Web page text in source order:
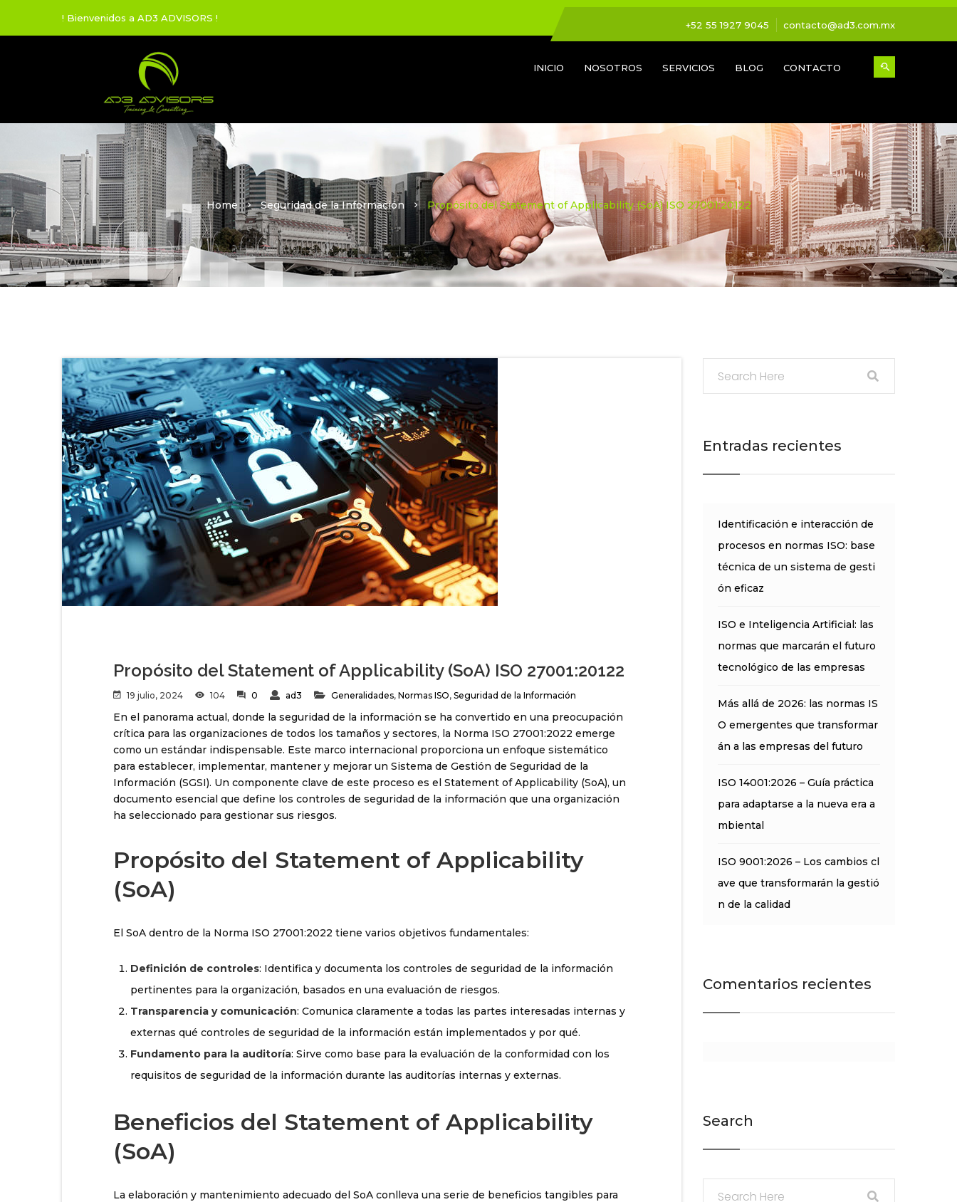
! Bienvenidos a AD3 ADVISORS !
+52 55 1927 9045 contacto@ad3.com.mx
INICIO NOSOTROS SERVICIOS BLOG CONTACTO
Home Seguridad de la Información Propósito del Statement of Applicability (SoA) ISO 27001:20122
Propósito del Statement of Applicability (SoA) ISO 27001:20122
19 julio, 2024 104 0 ad3 Generalidades, Normas ISO, Seguridad de la Información
En el panorama actual, donde la seguridad de la información se ha convertido en una preocupación
crítica para las organizaciones de todos los tamaños y sectores, la Norma ISO 27001:2022 emerge
como un estándar indispensable. Este marco internacional proporciona un enfoque sistemático
para establecer, implementar, mantener y mejorar un Sistema de Gestión de Seguridad de la
Información (SGSI). Un componente clave de este proceso es el Statement of Applicability (SoA), un
documento esencial que define los controles de seguridad de la información que una organización
ha seleccionado para gestionar sus riesgos.
Propósito del Statement of Applicability
(SoA)
El SoA dentro de la Norma ISO 27001:2022 tiene varios objetivos fundamentales:
Definición de controles: Identifica y documenta los controles de seguridad de la información
pertinentes para la organización, basados en una evaluación de riesgos.
Transparencia y comunicación: Comunica claramente a todas las partes interesadas internas y
externas qué controles de seguridad de la información están implementados y por qué.
Fundamento para la auditoría: Sirve como base para la evaluación de la conformidad con los
requisitos de seguridad de la información durante las auditorías internas y externas.
Beneficios del Statement of Applicability
(SoA)
La elaboración y mantenimiento adecuado del SoA conlleva una serie de beneficios tangibles para
Entradas recientes
Identificación e interacción de
procesos en normas ISO: base
técnica de un sistema de gesti
ón eficaz
ISO e Inteligencia Artificial: las
normas que marcarán el futuro
tecnológico de las empresas
Más allá de 2026: las normas IS
O emergentes que transformar
án a las empresas del futuro
ISO 14001:2026 – Guía práctica
para adaptarse a la nueva era a
mbiental
ISO 9001:2026 – Los cambios cl
ave que transformarán la gestió
n de la calidad
Comentarios recientes
Search